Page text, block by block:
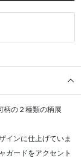
柄の２種類の柄展
インに仕上げていま
ガードをアクセント